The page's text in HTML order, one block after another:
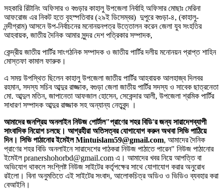
সহকারি রিটানিং অফিসার ও বগুড়ার কাহালু উপজেলা নির্বাহি অফিসার মোছাঃ মেরিনা
আফরোজ এর নিকট হতে বৃহস্পতিবার (২৯ই ডিসেম্বর) দুপুরে বগুড়া-৪, (কাহালু-
নন্দীগ্রাম) আসনে উপ-নির্বাচনের মনোনয়নপত্র উত্তোলন করেন জেলা যুব সংহতির
আহবায়ক, জাতীয় দৈনিক আমার সুন্দর দেশ পত্রিকার সম্পাদক,
কেন্দ্রীয় জাতীয় পার্টির সাংগঠনিক সম্পাদক ও জাতীয় পার্টির দলীয় মনোনয়ন প্রাপ্ত শাহিন
মোস্তফা কামাল ফারুক।
এ সময় উপস্থিত ছিলেন কাহালু উপজেলা জাতীয় পার্টির আহবায়ক আলহাজ্ব দিলবর
রহমান, সদস্য সচিব আব্দুর রাজ্জাক, বগুড়া জেলা জাতীয় পার্টির সদস্য ও সাবেক ছাত্রনেতা
মো. আব্দুল মতিন, জাপানেতা আফজাল হোসেন, সেকেন্দার আলী, উপজেলা শ্রমিক পার্টির
সাধারণ সম্পাদক আব্দুর রাজ্জাক সহ অন্যান্য নেতৃবৃন্দ ।
আমাদের জনপ্রিয় অনলাইন নিউজ পোর্টাল"প্রাণের শহর বিডি'র জন্য সারাদেশব্যাপী
সাংবাদিক নিয়োগ চলছে। আগ্রহীরা অতিসত্বর যোগাযোগ করুন অথবা সিভি পাঠিয়ে
দিন। সিভি পাঠানোর ইমেইল Mintuislam59@gmail.com, আমাদের দৈনিক
প্রাণের শহর বিডি অনলাইনে সারাদেশের পাঠকরা নিউজ পাঠাতে পারেন" নিউজ পাঠানোর
ইমেইল pranershohorbd@gmail.com এ। আমাদের খবর নিয়ে আপত্তি বা
অভিযোগ থাকলে সংশ্লিষ্ট নিউজ সাইটের কর্তৃপক্ষের সাথে যোগাযোগ করার অনুরোধ
রইলো। বিনা অনুমতিতে এই সাইটের সংবাদ, আলোকচিত্র অডিও ও ভিডিও ব্যবহার করা
বেআইনি।